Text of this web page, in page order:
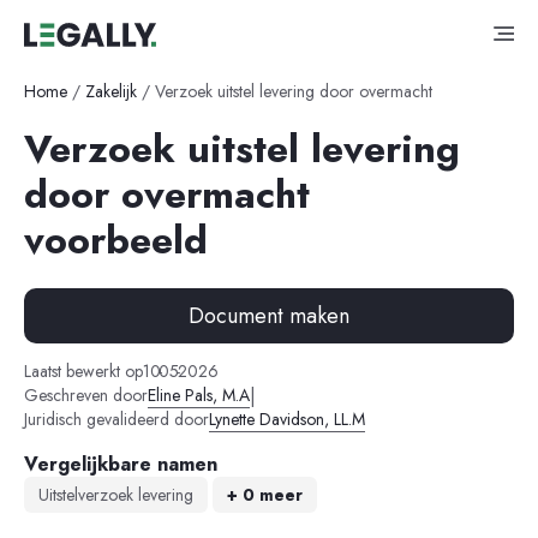
Home / Zakelijk / Verzoek uitstel levering door overmacht
Verzoek uitstel levering
door overmacht
voorbeeld
Document maken
Laatst bewerkt op10-05-2026
Geschreven doorEline Pals, M.A|
Juridisch gevalideerd doorLynette Davidson, LL.M
Vergelijkbare namen
Uitstelverzoek levering + 0 meer